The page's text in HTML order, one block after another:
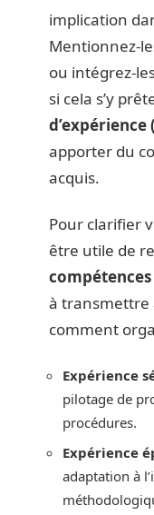
implication
Mentionnez-
ou intégrez-
si cela s’y
d’expérience
apporter du
acquis.
Pour clarifier
être utile de
à transmettre
comment
Expérience
pilotage de
procédures.
Expérience
adaptation à